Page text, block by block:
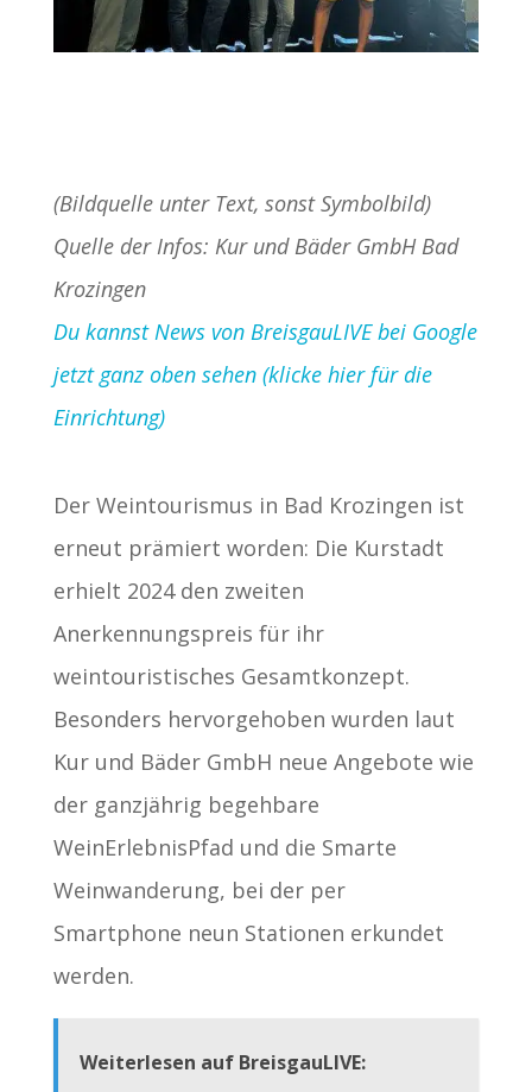
(Bildquelle unter Text, sonst Symbolbild)
Quelle der Infos: Kur und Bäder GmbH Bad
Krozingen
Du kannst News von BreisgauLIVE bei Google
jetzt ganz oben sehen (klicke hier für die
Einrichtung)
Der Weintourismus in Bad Krozingen ist
erneut prämiert worden: Die Kurstadt
erhielt 2024 den zweiten
Anerkennungspreis für ihr
weintouristisches Gesamtkonzept.
Besonders hervorgehoben wurden laut
Kur und Bäder GmbH neue Angebote wie
der ganzjährig begehbare
WeinErlebnisPfad und die Smarte
Weinwanderung, bei der per
Smartphone neun Stationen erkundet
werden.
Weiterlesen auf BreisgauLIVE: